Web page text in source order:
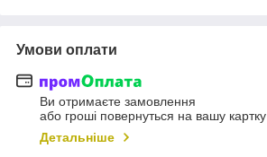
Умови оплати
Ви отримаєте замовлення
або гроші повернуться на вашу картку
Детальніше